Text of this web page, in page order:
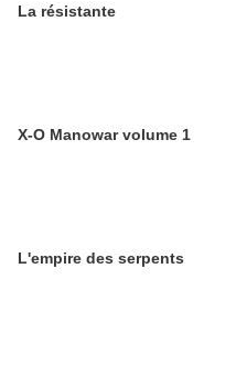
La résistante
X-O Manowar volume 1
L'empire des serpents